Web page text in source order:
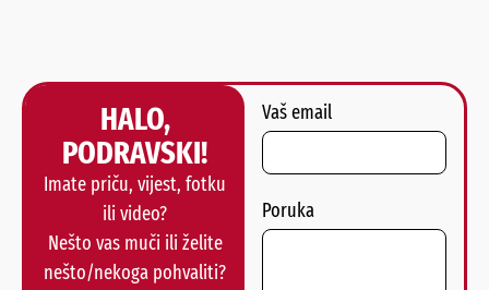
HALO,
PODRAVSKI!
Imate priču, vijest, fotku
ili video?
Nešto vas muči ili želite
nešto/nekoga pohvaliti?
Vaš email
Poruka